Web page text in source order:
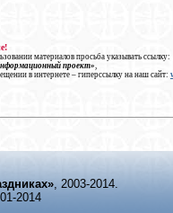
материалов просьба указывать ссылку:
проект»,
в интернете – гиперссылку на наш сайт:
, 2003-2014.
2014